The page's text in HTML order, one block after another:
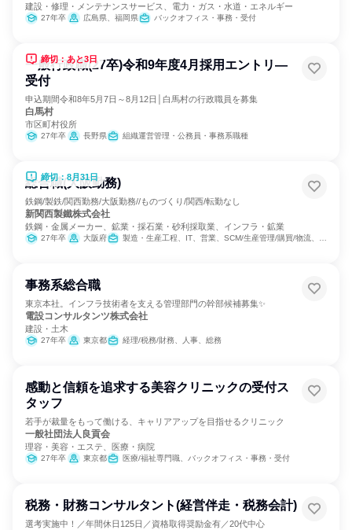
建設・修理・メンテナンスサービス、電力・ガス・水道・エネルギー
27年卒 広島県、福岡県 バックオフィス・事務・受付
締切：あと3日
一般行政職(27卒)令和9年度4月採用エントリ―
受付
申込期間令和8年5月7日～8月12日│白馬村の行政職員を募集
白馬村
市区町村役所
27年卒 長野県 組織運営管理・公務員・事務系職種
締切：8月31日
総合職(大阪勤務)
鉄鋼/製鉄/関西勤務/大阪勤務//ものづくり/関西/転勤なし
新関西製鐵株式会社
鉄鋼・金属メーカー、鉱業・採石業・砂利採取業、インフラ・鉱業
27年卒 大阪府 製造・生産工程、IT、営業、SCM/生産管理/購買/物流、経理/税務/財務、人事、総務
事務系総合職
東京本社。インフラ技術者を支える管理部門の幹部候補募集✨
電設コンサルタンツ株式会社
建設・土木
27年卒 東京都 経理/税務/財務、人事、総務
感動と信頼を追求する美容クリニックの受付ス
タッフ
若手が裁量をもって働ける、キャリアアップを目指せるクリニック
一般社団法人良貢会
理容・美容・エステ、医療・病院
27年卒 東京都 医療/福祉専門職、バックオフィス・事務・受付
税務・財務コンサルタント(経営伴走・税務会計)
選考実施中！／年間休日125日／資格取得奨励金有／20代中心